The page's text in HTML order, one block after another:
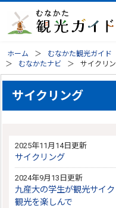
ホーム むなかた観光ガイド
むなかたナビ
サイクリ
サイクリング
2025年11月14日更新
サイクリング
2024年9月13日更新
九産大の学生が観光サイ
観光を楽しんで